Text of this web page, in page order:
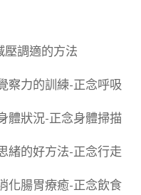
壓調適的方法
察力的訓練-正念呼吸
體狀況-正念身體掃描
緒的好方法-正念行走
化腸胃療癒-正念飲食